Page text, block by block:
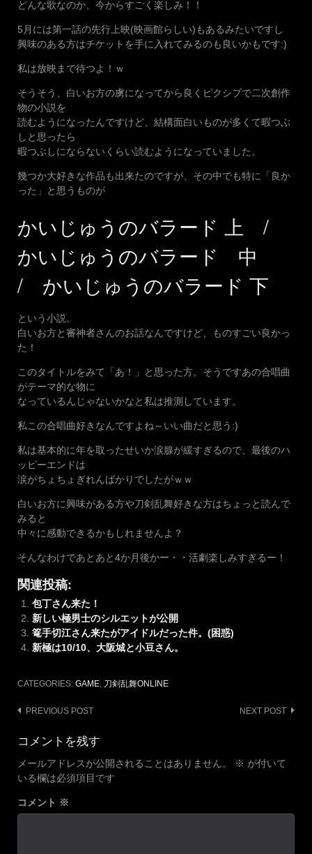
どんな歌なのか、今からすごく楽しみ！！
5月には第一話の先行上映(映画館らしい)もあるみたいですし
興味のある方はチケットを手に入れてみるのも良いかもです:)
私は放映まで待つよ！ｗ
そうそう、白いお方の虜になってから良くピクシブで二次創作
物の小説を
読むようになったんですけど、結構面白いものが多くて暇つぶ
しと思ったら
暇つぶしにならないくらい読むようになっていました。
幾つか大好きな作品も出来たのですが、その中でも特に「良か
った」と思うものが
かいじゅうのバラード 上 /
かいじゅうのバラード 中
/ かいじゅうのバラード 下
という小説。
白いお方と審神者さんのお話なんですけど、ものすごい良かっ
た！
このタイトルをみて「あ！」と思った方。そうですあの合唱曲
がテーマ的な物に
なっているんじゃないかなと私は推測しています。
私この合唱曲好きなんですよね～いい曲だと思う:)
私は基本的に年を取ったせいか涙腺が緩すぎるので、最後のハ
ッピーエンドは
涙がちょちょぎれんばかりでしたがｗｗ
白いお方に興味がある方や刀剣乱舞好きな方はちょっと読んで
みると
中々に感動できるかもしれませんよ？
そんなわけであとあと4か月後かー・・活劇楽しみすぎるー！
関連投稿:
包丁さん来た！
新しい極男士のシルエットが公開
篭手切江さん来たがアイドルだった件。(困惑)
新極は10/10、大阪城と小豆さん。
CATEGORIES: GAME 刀剣乱舞ONLINE
Post
navigation
PREVIOUS POST NEXT POST
コメントを残す
メールアドレスが公開されることはありません。 ※ が付いて
いる欄は必須項目です
コメント ※